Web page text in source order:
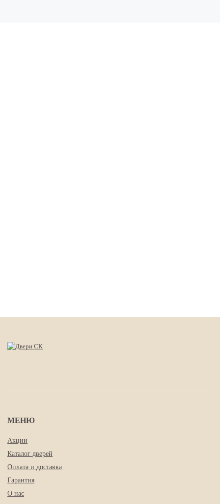
МЕНЮ
Акции
Каталог дверей
Оплата и доставка
Гарантия
О нас